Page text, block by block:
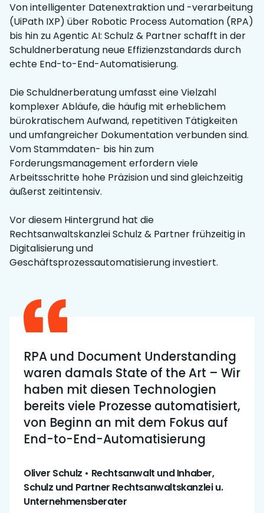
Von intelligenter Datenextraktion und -verarbeitung
(UiPath IXP) über Robotic Process Automation (RPA)
bis hin zu Agentic AI: Schulz & Partner schafft in der
Schuldnerberatung neue Effizienzstandards durch
echte End-to-End-Automatisierung.
Die Schuldnerberatung umfasst eine Vielzahl
komplexer Abläufe, die häufig mit erheblichem
bürokratischem Aufwand, repetitiven Tätigkeiten
und umfangreicher Dokumentation verbunden sind.
Vom Stammdaten- bis hin zum
Forderungsmanagement erfordern viele
Arbeitsschritte hohe Präzision und sind gleichzeitig
äußerst zeitintensiv.
Vor diesem Hintergrund hat die
Rechtsanwaltskanzlei Schulz & Partner frühzeitig in
Digitalisierung und
Geschäftsprozessautomatisierung investiert.
RPA und Document Understanding
waren damals State of the Art – Wir
haben mit diesen Technologien
bereits viele Prozesse automatisiert,
von Beginn an mit dem Fokus auf
End-to-End-Automatisierung
Oliver Schulz • Rechtsanwalt und Inhaber,
Schulz und Partner Rechtsanwaltskanzlei u.
Unternehmensberater